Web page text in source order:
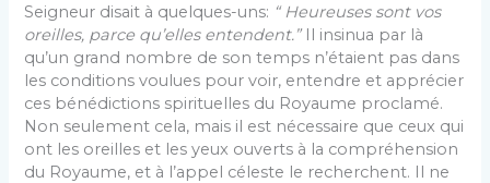
Seigneur disait à quelques-uns: “ Heureuses sont vos
oreilles, parce qu’elles entendent.”Il insinua par là
qu’un grand nombre de son temps n’étaient pas dans
les conditions voulues pour voir, entendre et apprécier
ces bénédictions spirituelles du Royaume proclamé.
Non seulement cela, mais il est nécessaire que ceux qui
ont les oreilles et les yeux ouverts à la compré­hension
du Royaume, et à l’appel céleste le recher­chent. Il ne